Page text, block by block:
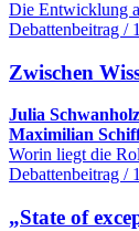
Die Entwicklung
Debattenbeitrag /
Zwischen
Julia Schwanholz
Maximilian
Worin liegt die
Debattenbeitrag /
„State of